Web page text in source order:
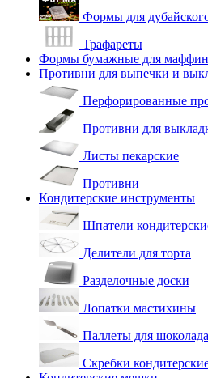
Формы для
Трафареты
Формы бумажные для
Противни для выпечки и
Перфорированные
Противни для
Листы пекарские
Противни
Кондитерские инструменты
Шпатели
Делители для торта
Разделочные доски
Лопатки мастихины
Паллеты для шоколада
Скребки